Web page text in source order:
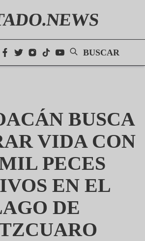
BUSCAR
BUSCA
VIDA CON
PECES
EN EL
DE